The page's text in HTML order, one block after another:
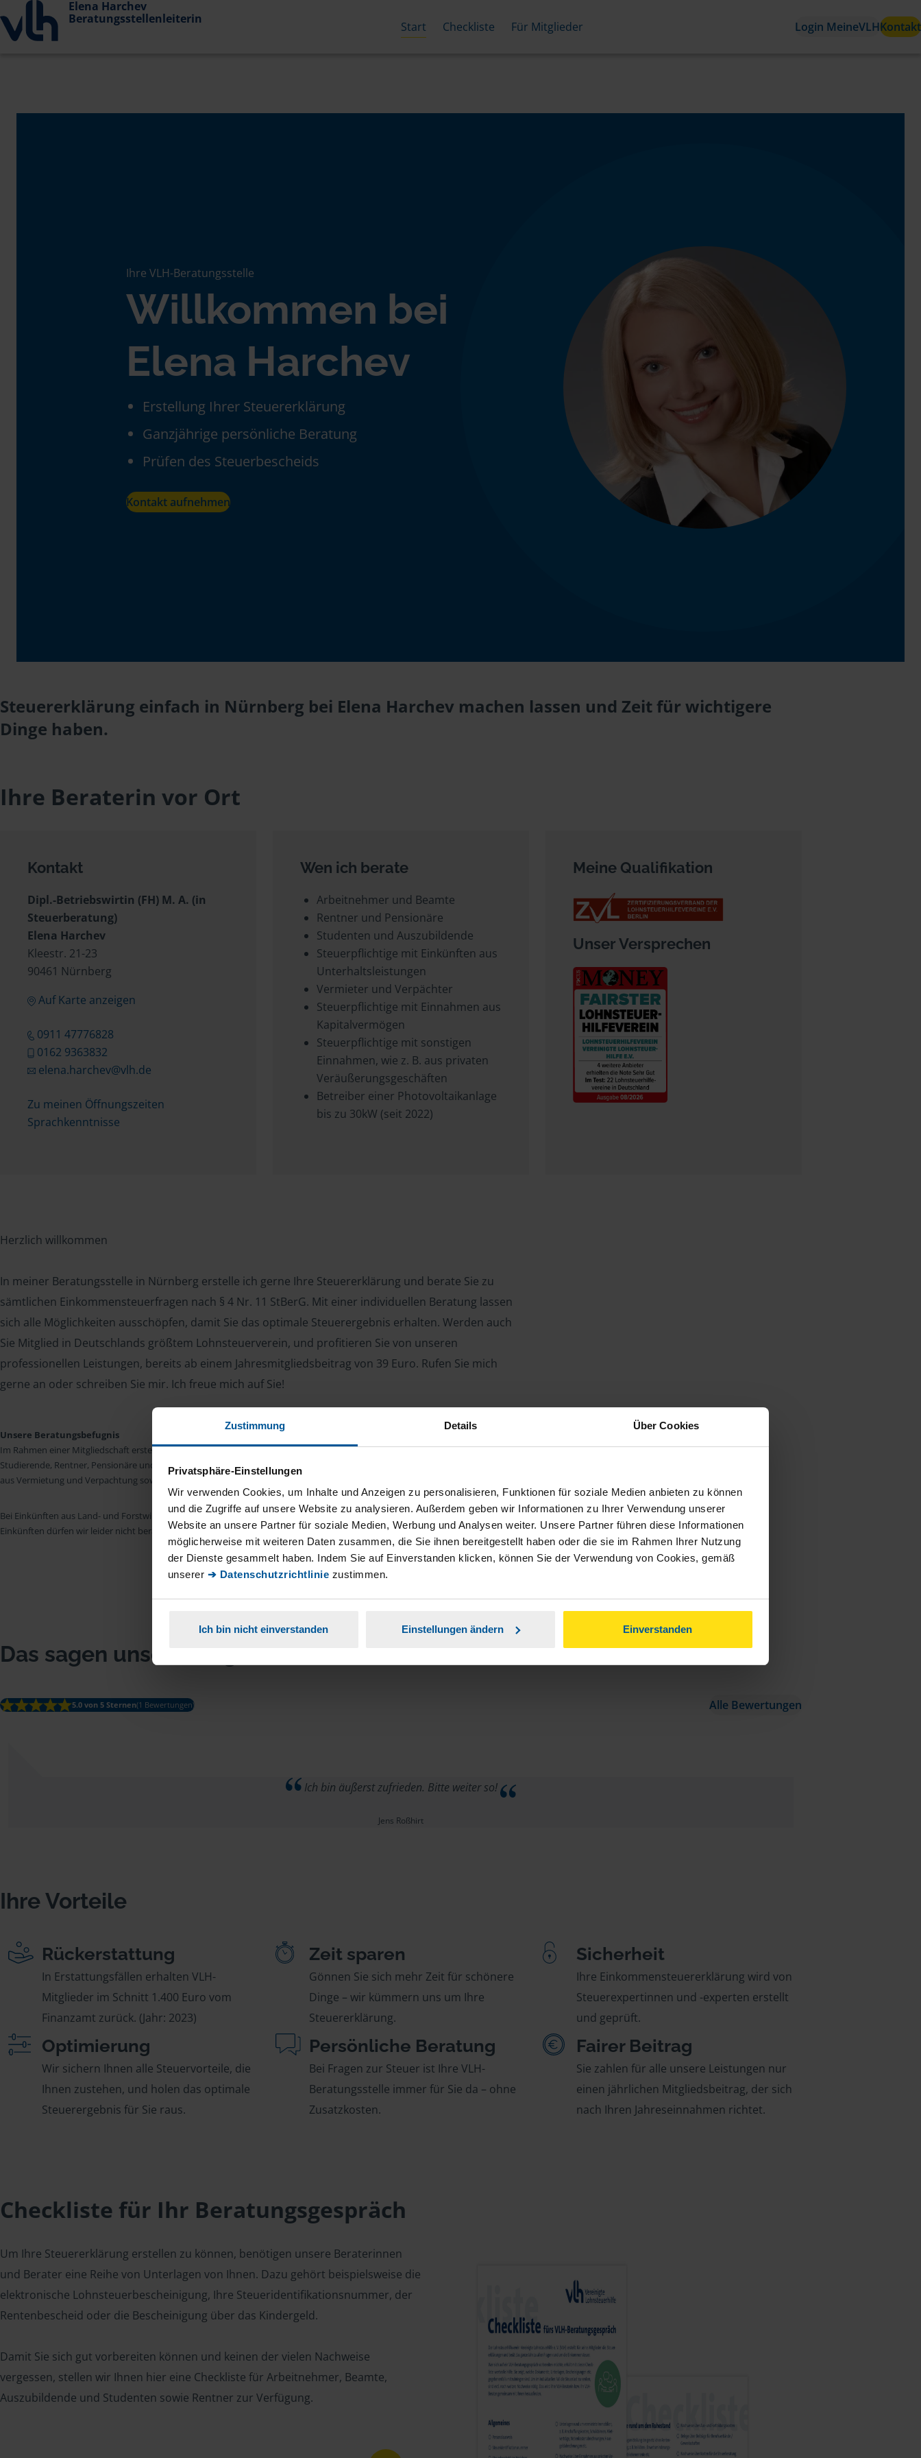
Zustimmung Details Über Cookies
Privatsphäre-Einstellungen
Wir verwenden Cookies, um Inhalte und Anzeigen zu personalisieren, Funktionen für soziale Medien anbieten zu können
und die Zugriffe auf unsere Website zu analysieren. Außerdem geben wir Informationen zu Ihrer Verwendung unserer
Website an unsere Partner für soziale Medien, Werbung und Analysen weiter. Unsere Partner führen diese Informationen
möglicherweise mit weiteren Daten zusammen, die Sie ihnen bereitgestellt haben oder die sie im Rahmen Ihrer Nutzung
der Dienste gesammelt haben. Indem Sie auf Einverstanden klicken, können Sie der Verwendung von Cookies, gemäß
unserer ➔ Datenschutzrichtlinie zustimmen.
Ich bin nicht einverstanden Einstellungen ändern Einverstanden
Elena Harchev
Beratungsstellenleiterin
Start Checkliste Für Mitglieder Login MeineVLHKontakt
Ihre VLH-Beratungsstelle
Willkommen bei
Elena Harchev
Erstellung Ihrer Steuererklärung
Ganzjährige persönliche Beratung
Prüfen des Steuerbescheids
Kontakt aufnehmen
Steuererklärung einfach in Nürnberg bei Elena Harchev machen lassen und Zeit für wichtigere
Dinge haben.
Ihre Beraterin vor Ort
Kontakt
Dipl.-Betriebswirtin (FH) M. A. (in
Steuerberatung)
Elena Harchev
Kleestr. 21-23
90461 Nürnberg
Auf Karte anzeigen
0911 47776828
0162 9363832
elena.harchev@vlh.de
Zu meinen Öffnungszeiten
Sprachkenntnisse
Wen ich berate
Arbeitnehmer und Beamte
Rentner und Pensionäre
Studenten und Auszubildende
Steuerpflichtige mit Einkünften aus
Unterhaltsleistungen
Vermieter und Verpächter
Steuerpflichtige mit Einnahmen aus
Kapitalvermögen
Steuerpflichtige mit sonstigen
Einnahmen, wie z. B. aus privaten
Veräußerungsgeschäften
Betreiber einer Photovoltaikanlage
bis zu 30kW (seit 2022)
Meine Qualifikation
Unser Versprechen
Herzlich willkommen
In meiner Beratungsstelle in Nürnberg erstelle ich gerne Ihre Steuererklärung und berate Sie zu
sämtlichen Einkommensteuerfragen nach § 4 Nr. 11 StBerG. Mit einer individuellen Beratung lassen
sich alle Möglichkeiten ausschöpfen, damit Sie das optimale Steuerergebnis erhalten. Werden auch
Sie Mitglied in Deutschlands größtem Lohnsteuerverein, und profitieren Sie von unseren
professionellen Leistungen, bereits ab einem Jahresmitgliedsbeitrag von 39 Euro. Rufen Sie mich
gerne an oder schreiben Sie mir. Ich freue mich auf Sie!
Unsere Beratungsbefugnis
Im Rahmen einer Mitgliedschaft erstellen wir die Einkommensteuererklärung für Arbeitnehmer, Beamte, Auszubildende,
Studierende, Rentner, Pensionäre und Unterhaltsempfänger nach § 4 Nr. 11 Steuerberatungsgesetz (StBerG). Auch bei Einkünften
aus Vermietung und Verpachtung sowie Kapitalerträgen sind wir in vielen Fällen der geeignete Dienstleister für Sie.
Bei Einkünften aus Land- und Forstwirtschaft, aus Gewerbebetrieb, aus selbstständiger Tätigkeit und umsatzsteuerpflichtigen
Einkünften dürfen wir leider nicht beraten.
Das sagen unsere Mitglieder
5.0 von 5 Sternen(1 Bewertungen) Alle Bewertungen
Ich bin äußerst zufrieden. Bitte weiter so!
Jens Roßhirt
Ihre Vorteile
Rückerstattung
In Erstattungsfällen erhalten VLH-
Mitglieder im Schnitt 1.400 Euro vom
Finanzamt zurück. (Jahr: 2023)
Zeit sparen
Gönnen Sie sich mehr Zeit für schönere
Dinge – wir kümmern uns um Ihre
Steuererklärung.
Sicherheit
Ihre Einkommensteuererklärung wird von
Steuerexpertinnen und -experten erstellt
und geprüft.
Optimierung
Wir sichern Ihnen alle Steuervorteile, die
Ihnen zustehen, und holen das optimale
Steuerergebnis für Sie raus.
Persönliche Beratung
Bei Fragen zur Steuer ist Ihre VLH-
Beratungsstelle immer für Sie da – ohne
Zusatzkosten.
Fairer Beitrag
Sie zahlen für alle unsere Leistungen nur
einen jährlichen Mitgliedsbeitrag, der sich
nach Ihren Jahreseinnahmen richtet.
Checkliste für Ihr Beratungsgespräch
Um Ihre Steuererklärung erstellen zu können, benötigen unsere Beraterinnen
und Berater eine Reihe von Unterlagen von Ihnen. Dazu gehört beispielsweise die
elektronische Lohnsteuerbescheinigung, Ihre Steueridentifikationsnummer, der
Rentenbescheid oder die Bescheinigung über das Kindergeld.
Damit Sie sich gut vorbereiten können und keinen der vielen Nachweise
vergessen, stellen wir Ihnen hier eine Checkliste für Arbeitnehmer, Beamte,
Auszubildende und Studenten sowie Rentner zur Verfügung.